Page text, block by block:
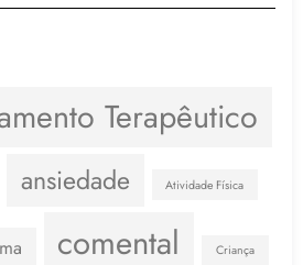
Terapêutico
ansiedade Atividade Física
comental Criança